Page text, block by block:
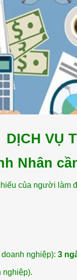
DỊCH VỤ
Nhân
của người làm
nghiệp): 3
nghiệp).